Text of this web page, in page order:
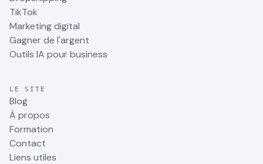
TikTok
Marketing digital
Gagner de l'argent
Outils IA pour business
LE SITE
Blog
À propos
Formation
Contact
Liens utiles